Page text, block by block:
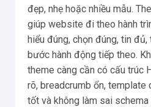
đẹp, nhẹ hoặc nhiều mẫu.
giúp website đi theo hành
hiểu đúng, chọn đúng, tin
bước hành động tiếp theo.
theme càng cần có cấu trúc
rõ, breadcrumb ổn, template
tốt và không làm sai schema